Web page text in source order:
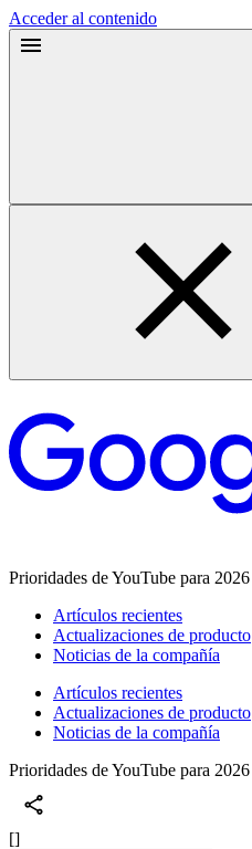
Acceder al contenido
Prioridades de YouTube para 2026
Artículos recientes
Actualizaciones de producto
Noticias de la compañía
Artículos recientes
Actualizaciones de producto
Noticias de la compañía
Prioridades de YouTube para 2026
[]